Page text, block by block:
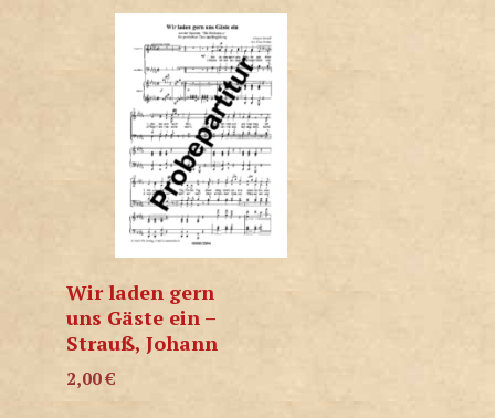
Wir laden gern
uns Gäste ein –
Strauß, Johann
2,00€